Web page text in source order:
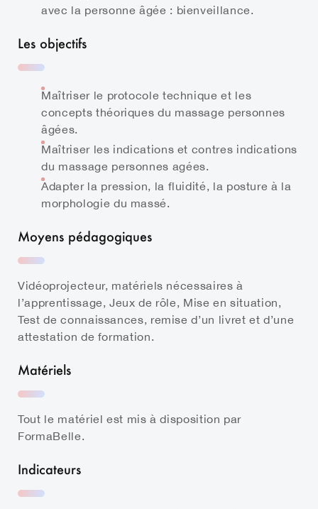
avec la personne âgée : bienveillance.
Les objectifs
Maîtriser le protocole technique et les
concepts théoriques du massage personnes
âgées.
Maîtriser les indications et contres indications
du massage personnes agées.
Adapter la pression, la fluidité, la posture à la
morphologie du massé.
Moyens pédagogiques
Vidéoprojecteur, matériels nécessaires à
l’apprentissage, Jeux de rôle, Mise en situation,
Test de connaissances, remise d’un livret et d’une
attestation de formation.
Matériels
Tout le matériel est mis à disposition par
FormaBelle.
Indicateurs